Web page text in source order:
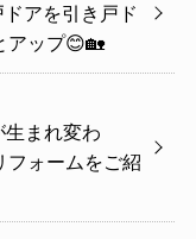
アを引き戸ド
アップ😊🏡
まれ変わ
フォームをご紹